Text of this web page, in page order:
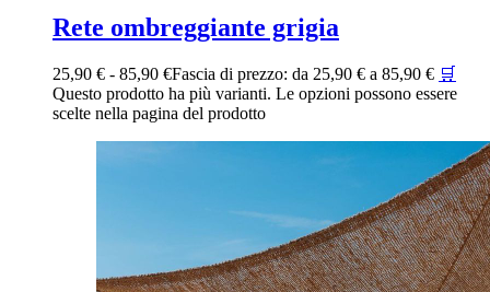
Rete ombreggiante grigia
25,90 € - 85,90 €Fascia di prezzo: da 25,90 € a 85,90 € 🛒
Questo prodotto ha più varianti. Le opzioni possono essere
scelte nella pagina del prodotto